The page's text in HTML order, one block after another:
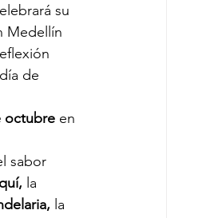
su
Medellín
de
octubre en
sabor
la
la